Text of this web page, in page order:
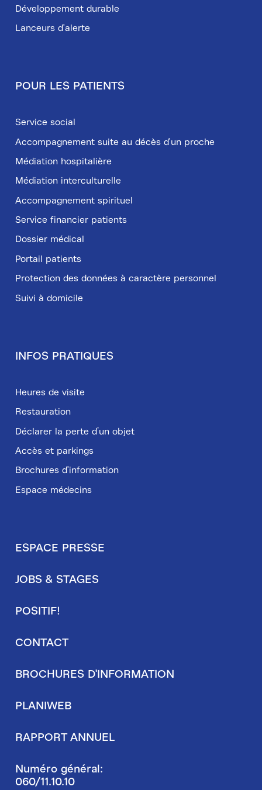
Développement durable
Lanceurs d'alerte
POUR LES PATIENTS
Service social
Accompagnement suite au décès d'un proche
Médiation hospitalière
Médiation interculturelle
Accompagnement spirituel
Service financier patients
Dossier médical
Portail patients
Protection des données à caractère personnel
Suivi à domicile
INFOS PRATIQUES
Heures de visite
Restauration
Déclarer la perte d’un objet
Accès et parkings
Brochures d'information
Espace médecins
de
page
ESPACE PRESSE
JOBS & STAGES
POSITIF!
CONTACT
BROCHURES D'INFORMATION
PLANIWEB
RAPPORT ANNUEL
Numéro général:
060/11.10.10